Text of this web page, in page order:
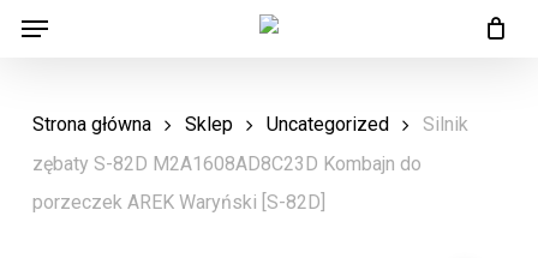
Skip
content
Menu
Strona główna Sklep Uncategorized
Silnik
zębaty S-82D M2A1608AD8C23D Kombajn do
porzeczek AREK Waryński [S-82D]
Menu